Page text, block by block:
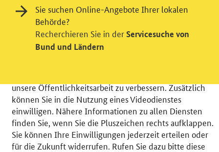
© 2026 Bundesministerium für Wirtschaft und Energie
RSS
Benutzerhinweise Inhaltsverzeichnis
Einwilligung in Tracking und / oder
Videodienst
Wir bitten Sie an dieser Stelle um Ihre Einwilligung für
verschiedene Zusatzdienste unserer Webseite: Wir
unsere Öffentlichkeitsarbeit zu verbessern. Zusätzlich
können Sie in die Nutzung eines Videodienstes
einwilligen. Nähere Informationen zu allen Diensten
finden Sie, wenn Sie die Pluszeichen rechts aufklappen.
Sie können Ihre Einwilligungen jederzeit erteilen oder
für die Zukunft widerrufen. Rufen Sie dazu bitte diese
Sie suchen Online-Angebote Ihrer lokalen
Behörde?
Recherchieren Sie in der Servicesuche von
Bund und Ländern